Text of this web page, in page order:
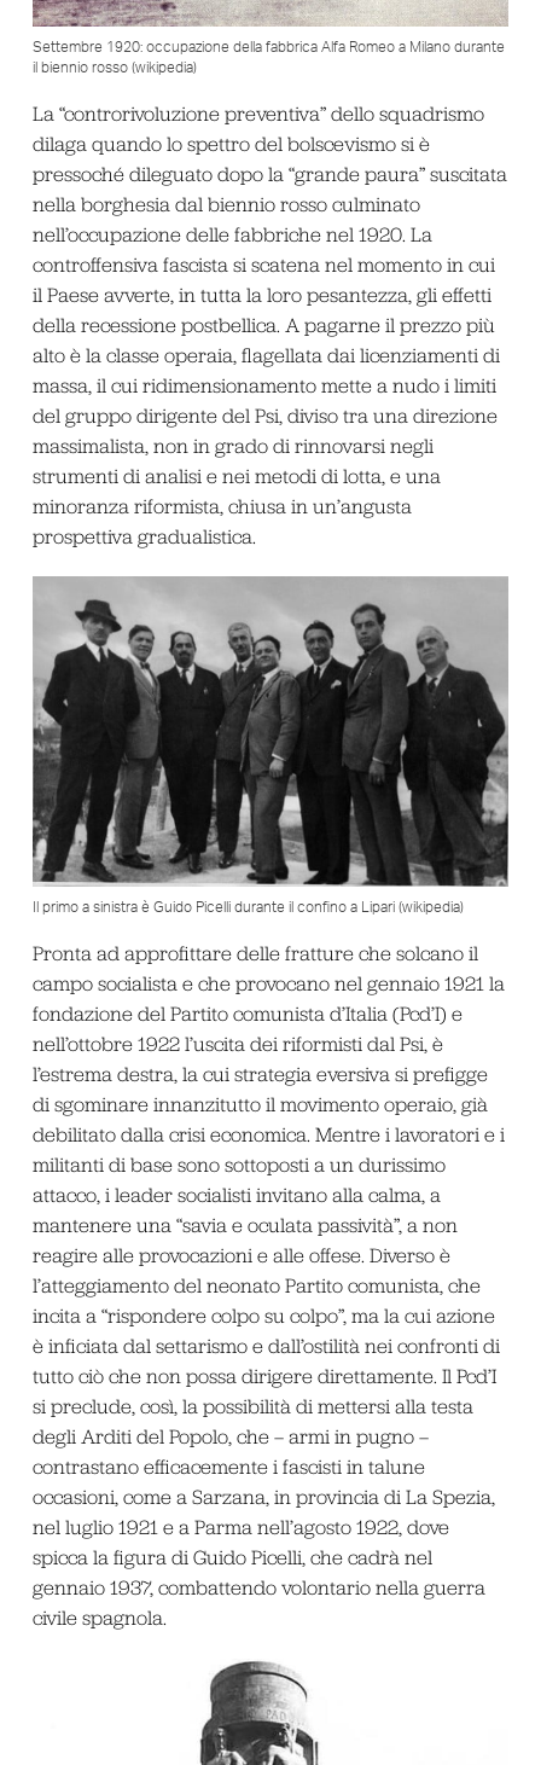
Settembre 1920: occupazione della fabbrica Alfa Romeo a Milano durante
il biennio rosso (wikipedia)
La “controrivoluzione preventiva” dello squadrismo
dilaga quando lo spettro del bolscevismo si è
pressoché dileguato dopo la “grande paura” suscitata
nella borghesia dal biennio rosso culminato
nell’occupazione delle fabbriche nel 1920. La
controffensiva fascista si scatena nel momento in cui
il Paese avverte, in tutta la loro pesantezza, gli effetti
della recessione postbellica. A pagarne il prezzo più
alto è la classe operaia, flagellata dai licenziamenti di
massa, il cui ridimensionamento mette a nudo i limiti
del gruppo dirigente del Psi, diviso tra una direzione
massimalista, non in grado di rinnovarsi negli
strumenti di analisi e nei metodi di lotta, e una
minoranza riformista, chiusa in un’angusta
prospettiva gradualistica.
Il primo a sinistra è Guido Picelli durante il confino a Lipari (wikipedia)
Pronta ad approfittare delle fratture che solcano il
campo socialista e che provocano nel gennaio 1921 la
fondazione del Partito comunista d’Italia (Pcd’I) e
nell’ottobre 1922 l’uscita dei riformisti dal Psi, è
l’estrema destra, la cui strategia eversiva si prefigge
di sgominare innanzitutto il movimento operaio, già
debilitato dalla crisi economica. Mentre i lavoratori e i
militanti di base sono sottoposti a un durissimo
attacco, i leader socialisti invitano alla calma, a
mantenere una “savia e oculata passività”, a non
reagire alle provocazioni e alle offese. Diverso è
l’atteggiamento del neonato Partito comunista, che
incita a “rispondere colpo su colpo”, ma la cui azione
è inficiata dal settarismo e dall’ostilità nei confronti di
tutto ciò che non possa dirigere direttamente. Il Pcd’I
si preclude, così, la possibilità di mettersi alla testa
degli Arditi del Popolo, che – armi in pugno –
contrastano efficacemente i fascisti in talune
occasioni, come a Sarzana, in provincia di La Spezia,
nel luglio 1921 e a Parma nell’agosto 1922, dove
spicca la figura di Guido Picelli, che cadrà nel
gennaio 1937, combattendo volontario nella guerra
civile spagnola.